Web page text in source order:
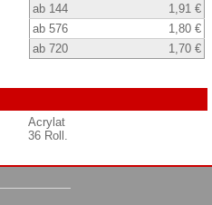
ab 144
1,91 €
ab 576
1,80 €
ab 720
1,70 €
Acrylat
36 Roll.